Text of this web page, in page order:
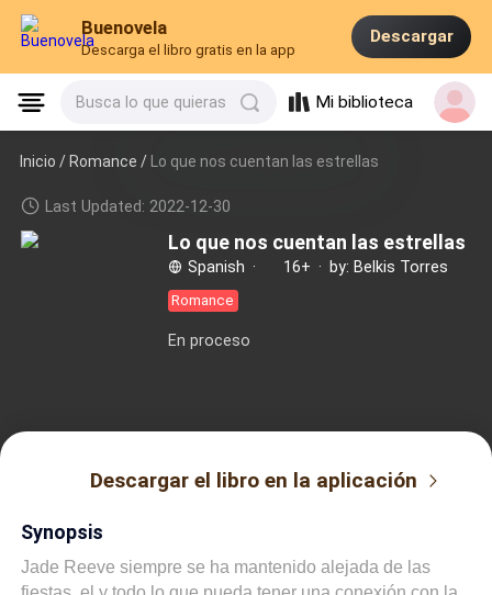
Buenovela
Descarga el libro gratis en la app
Descargar
Busca lo que quieras Mi biblioteca
Inicio /Romance / Lo que nos cuentan las estrellas
Last Updated: 2022-12-30
Lo que nos cuentan las estrellas
Spanish · 16+ · by: Belkis Torres
Romance
En proceso
Descargar el libro en la aplicación
Synopsis
Jade Reeve siempre se ha mantenido alejada de las